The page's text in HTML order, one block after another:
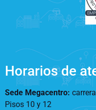
Horarios de
Sede Megacentro:
Pisos 10 y 12